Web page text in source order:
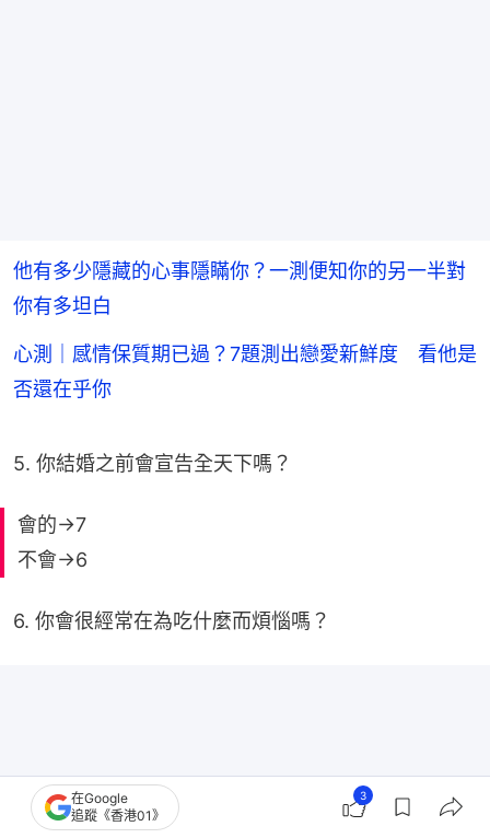
他有多少隱藏的心事隱瞞你？一測便知你的另一半對
你有多坦白
心測｜感情保質期已過？7題測出戀愛新鮮度 看他是
否還在乎你
5. 你結婚之前會宣告全天下嗎？
會的→7
不會→6
6. 你會很經常在為吃什麼而煩惱嗎？
在Google
追蹤《香港01》
3